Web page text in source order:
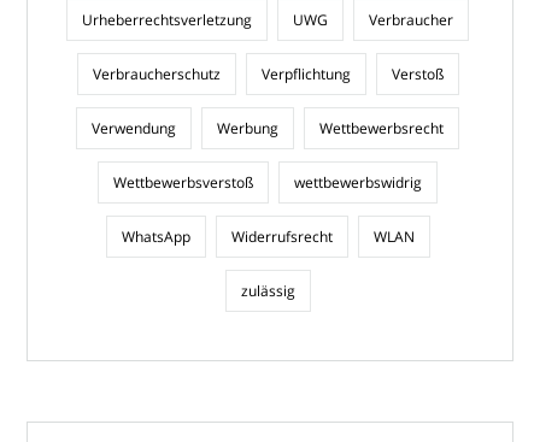
Urheberrechtsverletzung UWG Verbraucher
Verbraucherschutz Verpflichtung Verstoß
Verwendung Werbung Wettbewerbsrecht
Wettbewerbsverstoß wettbewerbswidrig
WhatsApp Widerrufsrecht WLAN
zulässig